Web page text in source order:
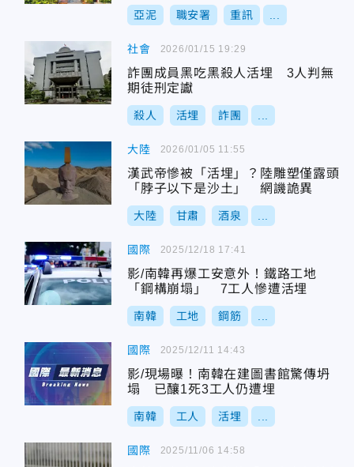
亞泥 職安署 重訊
社會
詐團成員黑吃黑殺人活埋 3人判無
期徒刑定讞
殺人 活埋 詐團
2026/01/15 19:29
大陸
漢武帝慘被「活埋」？陸雕塑僅露頭
「脖子以下是沙土」 網譏詭異
大陸 甘肅 酒泉
2026/01/05 11:55
國際
影/南韓再爆工安意外！鐵路工地
「鋼構崩塌」 7工人慘遭活埋
南韓 工地 鋼筋
2025/12/18 17:41
國際
影/現場曝！南韓在建圖書館驚傳坍
塌 已釀1死3工人仍遭埋
南韓 工人 活埋
2025/12/11 14:43
國際 2025/11/06 14:58